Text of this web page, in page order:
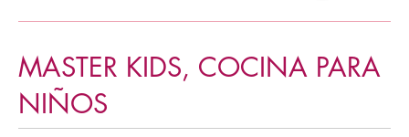
MASTER KIDS, COCINA PARA
NIÑOS